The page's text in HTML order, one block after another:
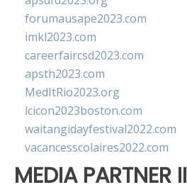
forumausape2023.com
imkl2023.com
careerfaircsd2023.com
apsth2023.com
MedItRio2023.org
lcicon2023boston.com
waitangidayfestival2022.com
vacancesscolaires2022.com
MEDIA PARTNER II